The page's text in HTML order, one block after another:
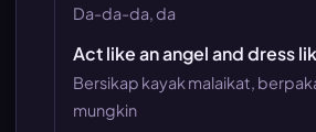
Da-da-da, da
Act like an angel and dress
Bersikap kayak malaikat,
mungkin